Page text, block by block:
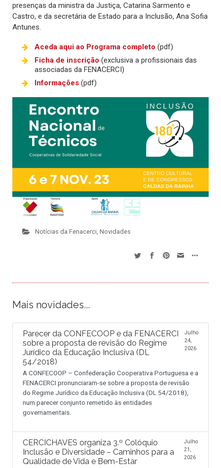
presenças da ministra da Justiça, Catarina Sarmento e
Castro, e da secretária de Estado para a Inclusão, Ana Sofia
Antunes.
Aceda aqui ao Programa completo (pdf)
Ficha de inscrição (exclusiva a profissionais das
associadas da FENACERCI)
Informações (pdf)
Notícias da Fenacerci Novidades
Mais novidades...
Parecer da CONFECOOP e da FENACERCI
sobre a proposta de revisão do Regime
Jurídico da Educação Inclusiva (DL
54/2018)
Julho
24,
2026
A CONFECOOP – Confederação Cooperativa Portuguesa e a
FENACERCI pronunciaram-se sobre a proposta de revisão
do Regime Jurídico da Educação Inclusiva (DL 54/2018),
num parecer conjunto remetido às entidades
governamentais.
CERCICHAVES organiza 3.º Colóquio
Inclusão e Diversidade – Caminhos para a
Qualidade de Vida e Bem-Estar
Julho
21,
2026